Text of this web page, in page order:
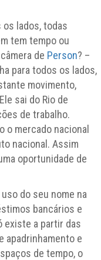
os lados, todas
tem tempo ou
de Person? –
para todos os lados,
movimento,
sai do Rio de
de trabalho.
o mercado nacional
nacional. Assim
oportunidade de
do seu nome na
bancários e
existe a partir das
apadrinhamento e
de tempo, o